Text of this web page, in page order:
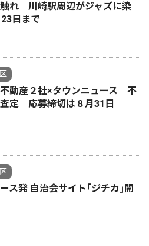
触れ 川崎駅周辺がジャズに染
日まで
動産２社×タウンニュース 不
定 応募締切は８月31日
ス発 自治会サイト｢ジチカ｣開